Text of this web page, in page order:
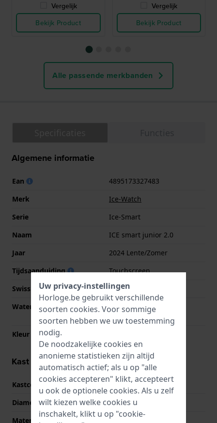
Vergelijk
Bekijk Product
Vergelijk
Bekijk Product
Alle passende merkbanden
Algemene informatie
Ean
4895173327483
Merk
Ice-Watch
Serie
Ice-Smart
Naam
ICE smart junior 2.0
Jaar
2024 Lente/Zomer
Tijdsaanduiding
Touchscreen
Swiss Made
Nee
Waterdichtheid
IP68 (Kan worden
ondergedompeld)
Kleur Wijzerplaat
Kast informatie
Kastcode
022801
Diameter
36 mm
Materiaal
Resin
Uw privacy-instellingen
Horloge.be gebruikt verschillende
soorten cookies. Voor sommige
soorten hebben we uw toestemming
nodig.
De noodzakelijke cookies en
anonieme statistieken zijn altijd
automatisch actief; als u op "alle
cookies accepteren" klikt, accepteert
u ook de optionele cookies. Als u zelf
wilt kiezen welke cookies u
inschakelt, klikt u op "cookie-